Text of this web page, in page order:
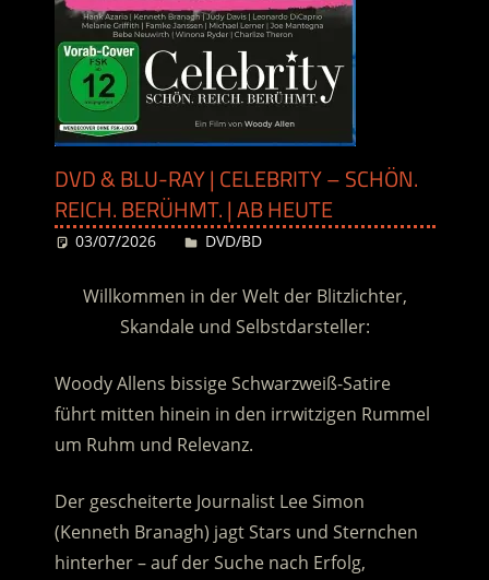
DVD & BLU-RAY | CELEBRITY – SCHÖN.
REICH. BERÜHMT. | AB HEUTE
03/07/2026 Desiree
DVD/BD
Willkommen in der Welt der Blitzlichter,
Skandale und Selbstdarsteller:
Woody Allens bissige Schwarzweiß-Satire
führt mitten hinein in den irrwitzigen Rummel
um Ruhm und Relevanz.
Der gescheiterte Journalist Lee Simon
(Kenneth Branagh) jagt Stars und Sternchen
hinterher – auf der Suche nach Erfolg,